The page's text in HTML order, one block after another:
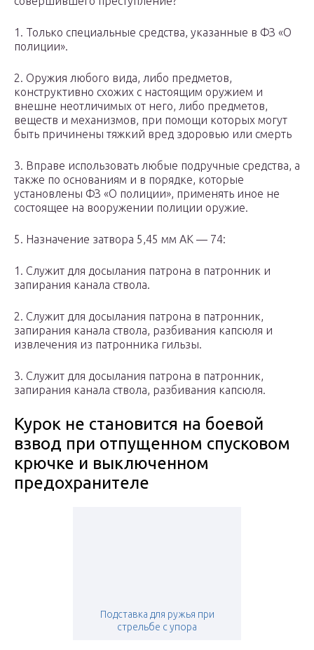
1. Только специальные средства, указанные в ФЗ «О
полиции».
2. Оружия любого вида, либо предметов,
конструктивно схожих с настоящим оружием и
внешне неотличимых от него, либо предметов,
веществ и механизмов, при помощи которых могут
быть причинены тяжкий вред здоровью или смерть
3. Вправе использовать любые подручные средства, а
также по основаниям и в порядке, которые
установлены ФЗ «О полиции», применять иное не
состоящее на вооружении полиции оружие.
5. Назначение затвора 5,45 мм АК — 74:
1. Служит для досылания патрона в патронник и
запирания канала ствола.
2. Служит для досылания патрона в патронник,
запирания канала ствола, разбивания капсюля и
извлечения из патронника гильзы.
3. Служит для досылания патрона в патронник,
запирания канала ствола, разбивания капсюля.
Курок не становится на боевой
взвод при отпущенном спусковом
крючке и выключенном
предохранителе
Подставка для ружья при
стрельбе с упора